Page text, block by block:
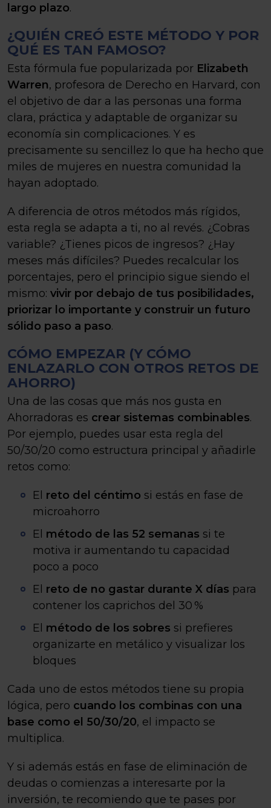
largo plazo.
¿QUIÉN CREÓ ESTE MÉTODO Y POR
QUÉ ES TAN FAMOSO?
Esta fórmula fue popularizada por Elizabeth
Warren, profesora de Derecho en Harvard, con
el objetivo de dar a las personas una forma
clara, práctica y adaptable de organizar su
economía sin complicaciones. Y es
precisamente su sencillez lo que ha hecho que
miles de mujeres en nuestra comunidad la
hayan adoptado.
A diferencia de otros métodos más rígidos,
esta regla se adapta a ti, no al revés. ¿Cobras
variable? ¿Tienes picos de ingresos? ¿Hay
meses más difíciles? Puedes recalcular los
porcentajes, pero el principio sigue siendo el
mismo: vivir por debajo de tus posibilidades,
priorizar lo importante y construir un futuro
sólido paso a paso.
CÓMO EMPEZAR (Y CÓMO
ENLAZARLO CON OTROS RETOS DE
AHORRO)
Una de las cosas que más nos gusta en
Ahorradoras es crear sistemas combinables.
Por ejemplo, puedes usar esta regla del
50/30/20 como estructura principal y añadirle
retos como:
El reto del céntimo si estás en fase de
microahorro
El método de las 52 semanas si te
motiva ir aumentando tu capacidad
poco a poco
El reto de no gastar durante X días para
contener los caprichos del 30 %
El método de los sobres si prefieres
organizarte en metálico y visualizar los
bloques
Cada uno de estos métodos tiene su propia
lógica, pero cuando los combinas con una
base como el 50/30/20, el impacto se
multiplica.
Y si además estás en fase de eliminación de
deudas o comienzas a interesarte por la
inversión, te recomiendo que te pases por